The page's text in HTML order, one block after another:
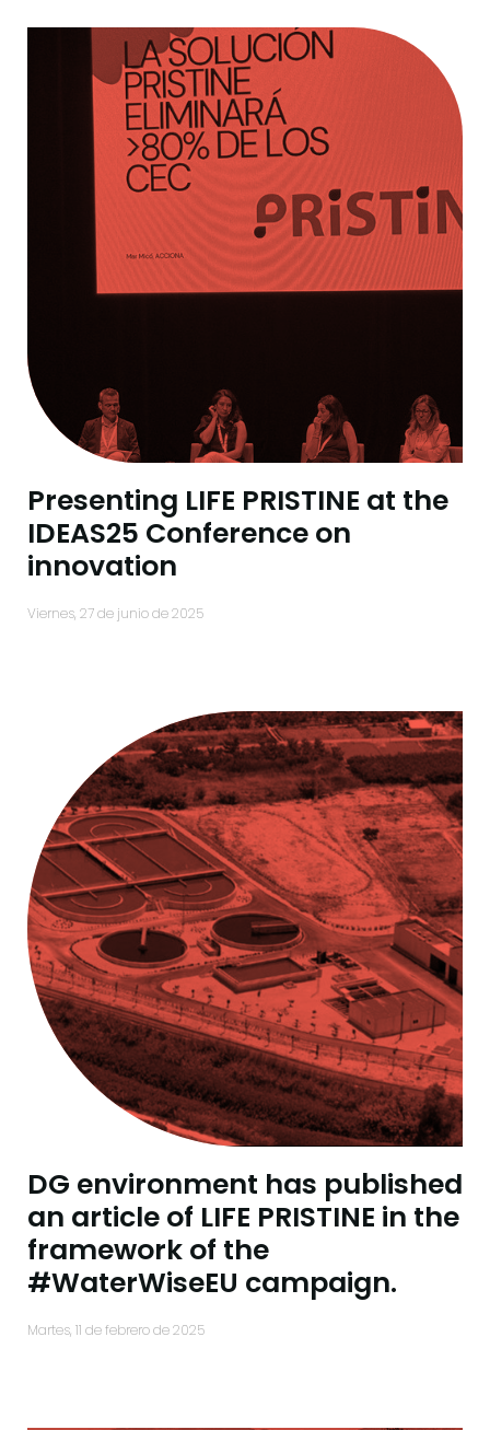
Presenting LIFE PRISTINE at the
IDEAS25 Conference on
innovation
viernes, 27 de junio de 2025
DG environment has published
an article of LIFE PRISTINE in the
framework of the
#WaterWiseEU campaign.
martes, 11 de febrero de 2025